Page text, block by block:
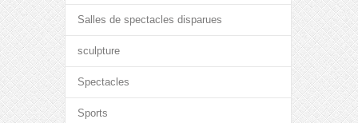
Salles de spectacles disparues
sculpture
Spectacles
Sports